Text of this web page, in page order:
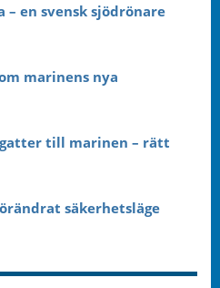
en svensk sjödrönare
marinens nya
till marinen – rätt
säkerhetsläge